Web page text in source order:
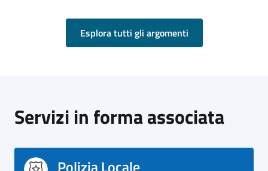
Esplora tutti gli argomenti
Servizi in forma associata